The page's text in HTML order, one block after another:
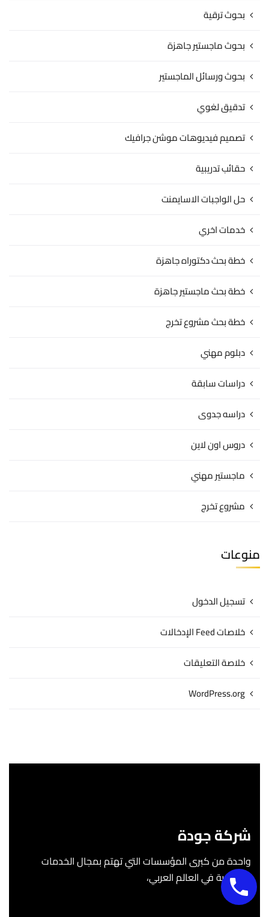
بحوث ترقية
بحوث ماجستير جاهزة
بحوث ورسائل الماجستير
تدقيق لغوي
تصميم فيديوهات موشن جرافيك
حقائب تدريبية
حل الواجبات الاسايمنت
خدمات اخري
خطة بحث دكتوراه جاهزة
خطة بحث ماجستير جاهزة
خطة بحث مشروع تخرج
دبلوم مهني
دراسات سابقة
دراسه جدوى
دروس اون لاين
ماجستير مهني
مشروع تخرج
منوعات
تسجيل الدخول
خلاصات Feed الإدخالات
خلاصة التعليقات
WordPress.org
شركة جودة
واحدة من كبرى المؤسسات التي تهتم بمجال الخدمات
التعليمية في العالم العربي،